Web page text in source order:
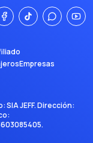
Empresas
SIA JEFF. Dirección:
.